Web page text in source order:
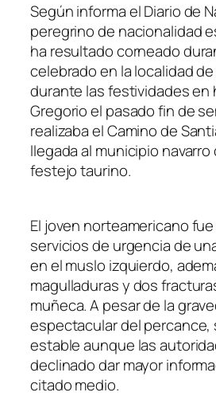
Según informa el Diario de
peregrino de nacionalidad
ha resultado corneado
celebrado en la localidad
durante las festividades en
Gregorio el pasado fin de
realizaba el Camino de
llegada al municipio
festejo taurino.
El joven norteamericano
servicios de urgencia de
en el muslo izquierdo,
magulladuras y dos
muñeca. A pesar de la
espectacular del percance,
estable aunque las
declinado dar mayor
citado medio.